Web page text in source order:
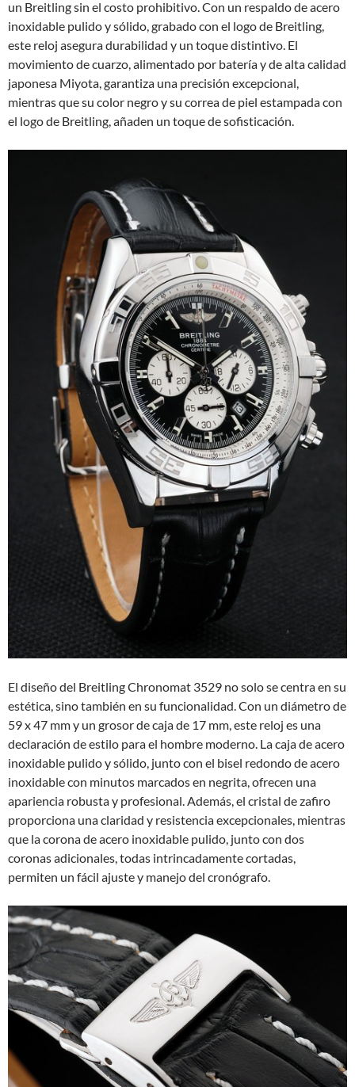
un Breitling sin el costo prohibitivo. Con un respaldo de acero
inoxidable pulido y sólido, grabado con el logo de Breitling,
este reloj asegura durabilidad y un toque distintivo. El
movimiento de cuarzo, alimentado por batería y de alta calidad
japonesa Miyota, garantiza una precisión excepcional,
mientras que su color negro y su correa de piel estampada con
el logo de Breitling, añaden un toque de sofisticación.
El diseño del Breitling Chronomat 3529 no solo se centra en su
estética, sino también en su funcionalidad. Con un diámetro de
59 x 47 mm y un grosor de caja de 17 mm, este reloj es una
declaración de estilo para el hombre moderno. La caja de acero
inoxidable pulido y sólido, junto con el bisel redondo de acero
inoxidable con minutos marcados en negrita, ofrecen una
apariencia robusta y profesional. Además, el cristal de zafiro
proporciona una claridad y resistencia excepcionales, mientras
que la corona de acero inoxidable pulido, junto con dos
coronas adicionales, todas intrincadamente cortadas,
permiten un fácil ajuste y manejo del cronógrafo.